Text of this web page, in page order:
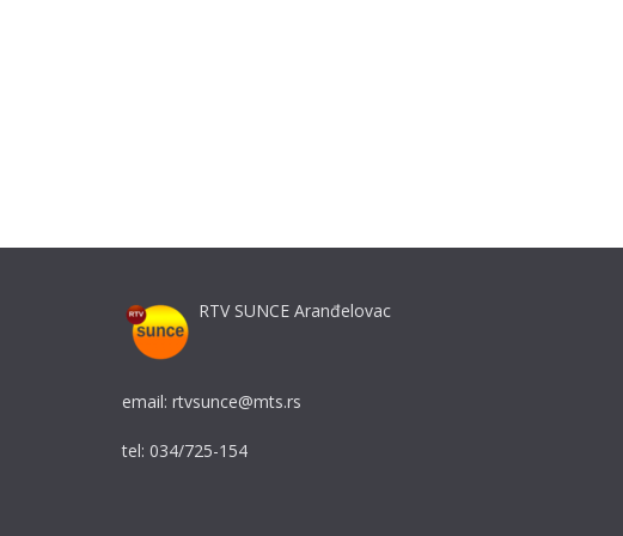
RTV SUNCE Aranđelovac
email: rtvsunce@mts.rs
tel: 034/725-154